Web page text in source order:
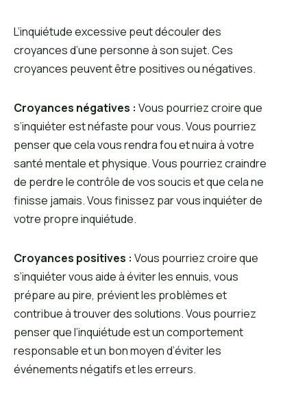
L’inquiétude excessive peut découler des
croyances d’une personne à son sujet. Ces
croyances peuvent être positives ou négatives.
Croyances négatives : Vous pourriez croire que
s’inquiéter est néfaste pour vous. Vous pourriez
penser que cela vous rendra fou et nuira à votre
santé mentale et physique. Vous pourriez craindre
de perdre le contrôle de vos soucis et que cela ne
finisse jamais. Vous finissez par vous inquiéter de
votre propre inquiétude.
Croyances positives : Vous pourriez croire que
s’inquiéter vous aide à éviter les ennuis, vous
prépare au pire, prévient les problèmes et
contribue à trouver des solutions. Vous pourriez
penser que l’inquiétude est un comportement
responsable et un bon moyen d’éviter les
événements négatifs et les erreurs.